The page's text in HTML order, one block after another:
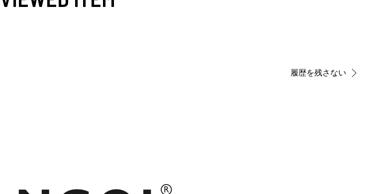
履歴を残さない